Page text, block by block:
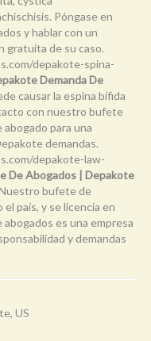
Póngase en
y hablar con un
gratuita de su caso.
depakote-spina-
Demanda De
causar la espina bífida
con nuestro bufete
para una
demandas.
depakote-law-
De Abogados | Depakote
bufete de
país, y se licencia en
es una empresa
y demandas
US